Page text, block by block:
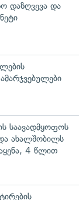
დაზღვევა და
საავადმყოფოს
ახალშობილს
4 წლით